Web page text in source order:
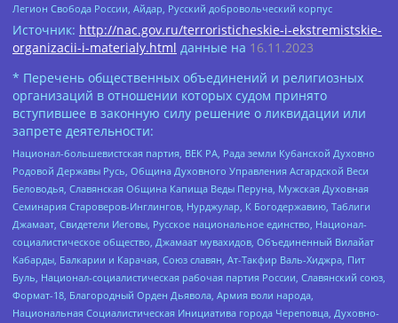
Легион Свобода России, Айдар, Русский добровольческий корпус
Источник: http://nac.gov.ru/terroristicheskie-i-ekstremistskie-
organizacii-i-materialy.html данные на 16.11.2023
* Перечень общественных объединений и религиозных
организаций в отношении которых судом принято
вступившее в законную силу решение о ликвидации или
запрете деятельности:
Национал-большевистская партия, ВЕК РА, Рада земли Кубанской Духовно
Родовой Державы Русь, Община Духовного Управления Асгардской Веси
Беловодья, Славянская Община Капища Веды Перуна, Мужская Духовная
Семинария Староверов-Инглингов, Нурджулар, К Богодержавию, Таблиги
Джамаат, Свидетели Иеговы, Русское национальное единство, Национал-
социалистическое общество, Джамаат мувахидов, Объединенный Вилайат
Кабарды, Балкарии и Карачая, Союз славян, Ат-Такфир Валь-Хиджра, Пит
Буль, Национал-социалистическая рабочая партия России, Славянский союз,
Формат-18, Благородный Орден Дьявола, Армия воли народа,
Национальная Социалистическая Инициатива города Череповца, Духовно-